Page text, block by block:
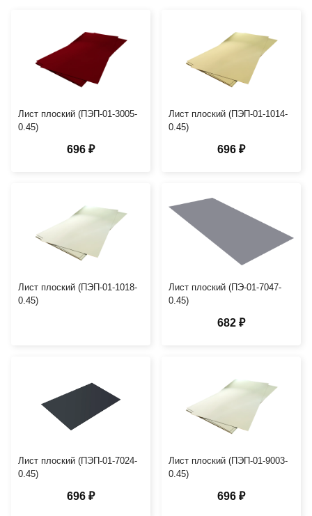
Лист плоский (ПЭП-01-3005-
0.45)
696 ₽
Лист плоский (ПЭП-01-1014-
0.45)
696 ₽
Лист плоский (ПЭП-01-1018-
0.45)
Лист плоский (ПЭ-01-7047-
0.45)
682 ₽
Лист плоский (ПЭП-01-7024-
0.45)
696 ₽
Лист плоский (ПЭП-01-9003-
0.45)
696 ₽